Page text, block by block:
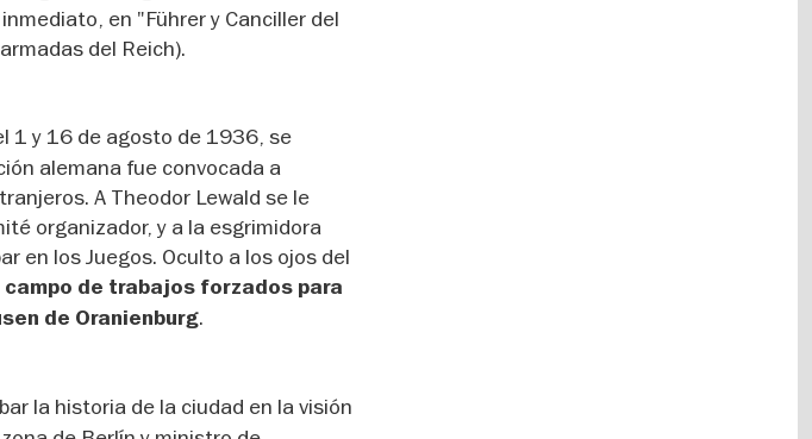
en "Führer y Canciller del
del Reich).
1 y 16 de agosto de 1936, se
alemana fue convocada a
A Theodor Lewald se le
organizador, y a la esgrimidora
en los Juegos. Oculto a los ojos del
campo de trabajos forzados para
de Oranienburg.
la historia de la ciudad en la visión